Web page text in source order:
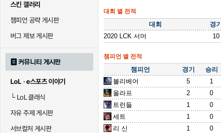
스킨 갤러리
챔피언 공략 게시판
버그 제보 게시판
커뮤니티 게시판
LoL · e스포츠 이야기
└LoL 클래식
자유 주제 게시판
서브컬처 게시판
대회 별 전적
대회
경
2020 LCK 서머
10
챔피언 별 전적
챔피언 경기
승리
볼리베어
5
1
올라프
2
0
트런들
1
0
세트
1
0
리 신
1 0